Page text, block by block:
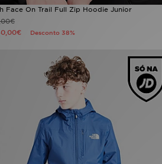
Face On Trail Full Zip Hoodie Junior
Desconto 38%